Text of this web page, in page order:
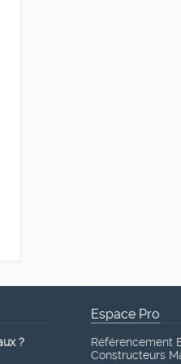
?
Espace Pro
Référencement
Constructeurs